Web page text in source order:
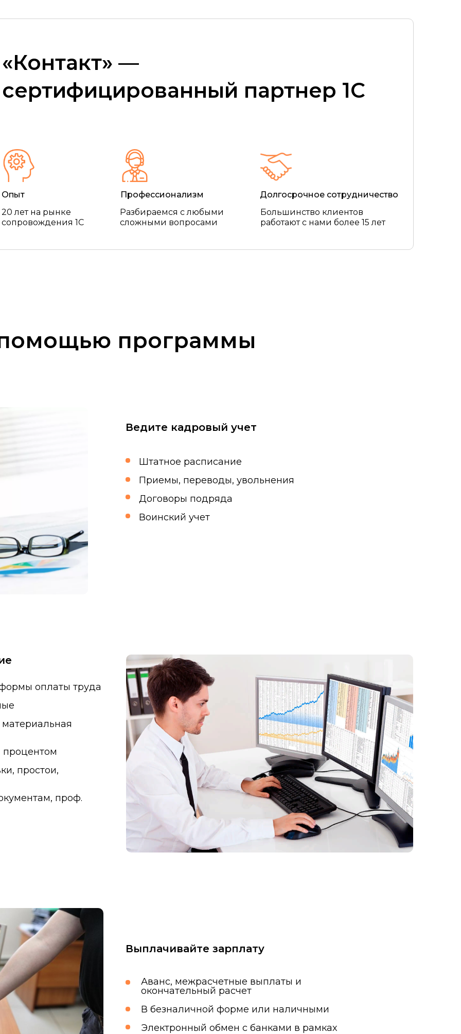
«Контакт» —
сертифицированный партнер 1С
Опыт Профессионализм
Долгосрочное сотрудничество
20 лет на рынке
сопровождения 1С
Разбираемся с любыми
сложными вопросами
Большинство клиентов
работают с нами более 15 лет
программы
Штатное расписание
Приемы, переводы, увольнения
Договоры подряда
Воинский учет
Ведите кадровый учет
оплаты труда
простои,
проф.
Аванс, межрасчетные выплаты и
окончательный расчет
В безналичной форме или наличными
Электронный обмен с банками в рамках
Выплачивайте зарплату